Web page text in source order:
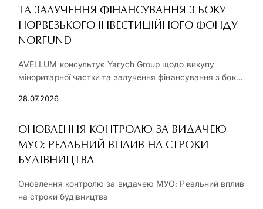
ТА ЗАЛУЧЕННЯ ФІНАНСУВАННЯ З БОКУ
НОРВЕЗЬКОГО ІНВЕСТИЦІЙНОГО ФОНДУ
NORFUND
AVELLUM консультує Yarych Group щодо викупу
міноритарної частки та залучення фінансування з боку
28.07.2026
ОНОВЛЕННЯ КОНТРОЛЮ ЗА ВИДАЧЕЮ
МУО: РЕАЛЬНИЙ ВПЛИВ НА СТРОКИ
БУДІВНИЦТВА
Оновлення контролю за видачею МУО: Реальний вплив
на строки будівництва